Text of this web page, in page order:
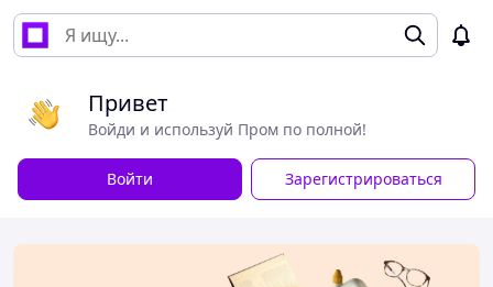
Привет
Войди и используй Пром по полной!
Войти Зарегистрироваться